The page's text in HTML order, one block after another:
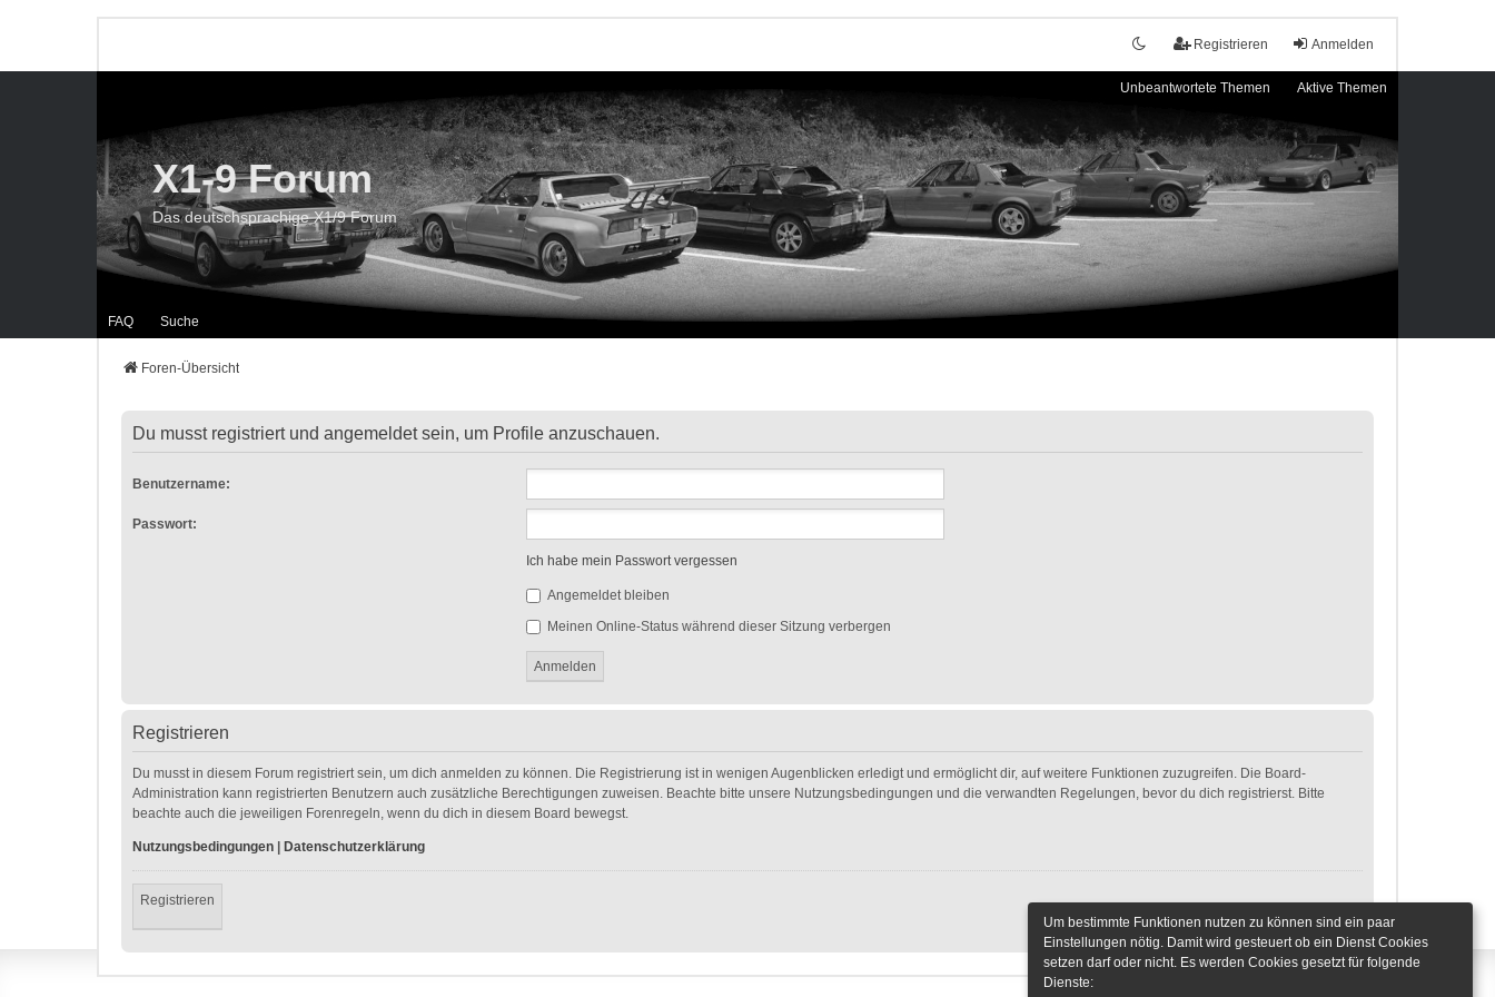
Anmelden
Registrieren
Unbeantwortete Themen Aktive Themen
FAQ Suche
X1-9 Forum
Das deutschsprachige X1/9 Forum
Foren-Übersicht
Du musst registriert und angemeldet sein, um Profile anzuschauen.
Benutzername:
Passwort:
Ich habe mein Passwort vergessen
Angemeldet bleiben
Meinen Online-Status während dieser Sitzung verbergen
Registrieren
Du musst in diesem Forum registriert sein, um dich anmelden zu können. Die Registrierung ist in wenigen Augenblicken erledigt und ermöglicht dir, auf weitere Funktionen zuzugreifen. Die Board-
Administration kann registrierten Benutzern auch zusätzliche Berechtigungen zuweisen. Beachte bitte unsere Nutzungsbedingungen und die verwandten Regelungen, bevor du dich registrierst. Bitte
beachte auch die jeweiligen Forenregeln, wenn du dich in diesem Board bewegst.
Nutzungsbedingungen Datenschutzerklärung
Registrieren
Um bestimmte Funktionen nutzen zu können sind ein paar
Einstellungen nötig. Damit wird gesteuert ob ein Dienst Cookies
setzen darf oder nicht. Es werden Cookies gesetzt für folgende
Dienste: